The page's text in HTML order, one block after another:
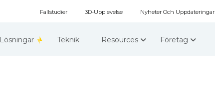
Fallstudier 3D-Upplevelse Nyheter Och Uppdateringar
Lösningar Teknik Resources Företag